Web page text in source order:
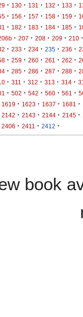
· 130 · 131 · 132 · 133 ·
· 156 · 157 · 158 · 159 ·
· 182 · 183 · 184 · 185 ·
· 207 · 208 · 209 · 210 ·
· 233 · 234 · 235 · 236 ·
· 259 · 260 · 261 · 262 ·
· 285 · 286 · 287 · 288 ·
· 311 · 312 · 313 · 314 ·
· 502 · 542 · 560 · 561 ·
1619 · 1623 · 1637 · 1681 ·
2142 · 2143 · 2144 · 2145 ·
2406 · 2411 · 2412 ·
book